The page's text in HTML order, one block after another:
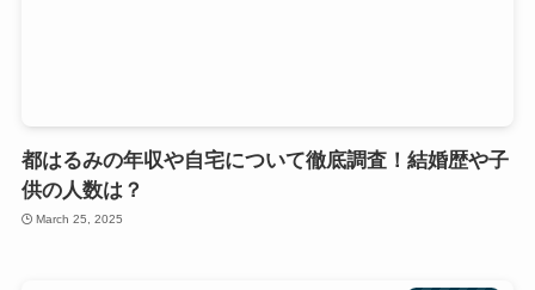
都はるみの年収や自宅について徹底調査！結婚歴や子
供の人数は？
March 25, 2025